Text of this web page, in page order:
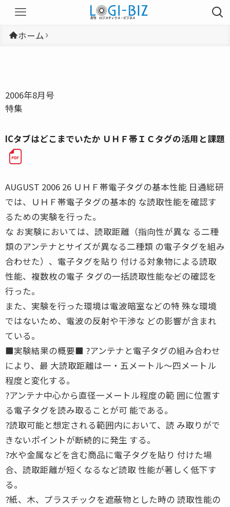
ホーム
2006年8月号
特集
ICタブはどこまでいたか ＵＨＦ帯ＩＣタグの活用と課題
AUGUST 2006 26 ＵＨＦ帯電子タグの基本性能 日通総研
では、ＵＨＦ帯電子タグの基本的 な読取性能を確認す
るための実験を行った。
な お実験においては、読取距離（指向性が異な る二種
類のアンテナとサイズが異なる二種類 の電子タグを組み
合わせた）、電子タグを貼り 付ける対象物による読取
性能、複数枚の電子 タグの一括読取性能――などの確認を
行った。
また、実験を行った環境は電波暗室などの特 殊な環境
ではないため、電波の反射や干渉な どの影響が含まれ
ている。
■実験結果の概要■ ?アンテナと電子タグの組み合わせ
により、最 大読取距離は一・五メートル〜四メートル
程度と変化する。
?アンテナ中心から直径一メートル程度の範 囲に位置す
る電子タグを読み取ることが可 能である。
?読取可能と想定される範囲内において、読 み取りがで
きないポイントが断続的に発生 する。
?水や金属などを含む商品に電子タグを貼り 付けた場
合、読取距離が短くなるなど読取 性能が著しく低下す
る。
?紙、木、プラスチックを遮蔽物とした時の 読取性能の